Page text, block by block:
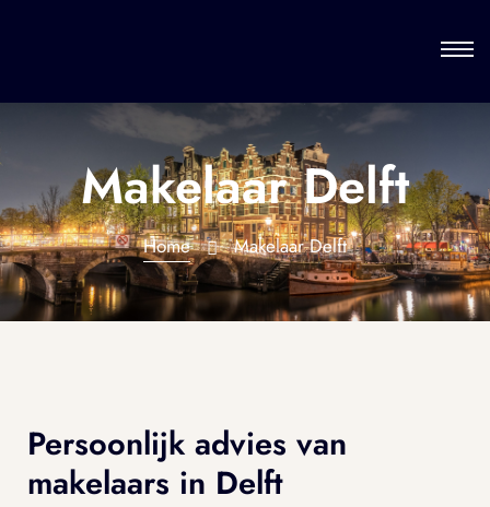
Makelaar Delft
Home Makelaar Delft
Persoonlijk advies van
makelaars in Delft